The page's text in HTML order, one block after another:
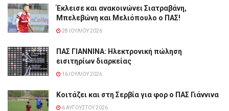
Έκλεισε και ανακοινώνει Σιατραβάνη,
Μπελεβώνη και Μελιόπουλο ο ΠΑΣ!
28 ΙΟΥΛΊΟΥ 2026
ΠΑΣ ΓΙΑΝΝΙΝΑ: Hλεκτρονική πώληση
εισιτηρίων διαρκείας
16 ΙΟΥΛΊΟΥ 2026
Κοιτάζει και στη Σερβία για φορ ο ΠΑΣ Γιάννινα
6 ΑΥΓΟΎΣΤΟΥ 2026